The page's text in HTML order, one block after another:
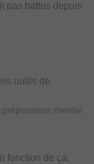
pas battus depuis
outils de
préparateur mental
fonction de ça,